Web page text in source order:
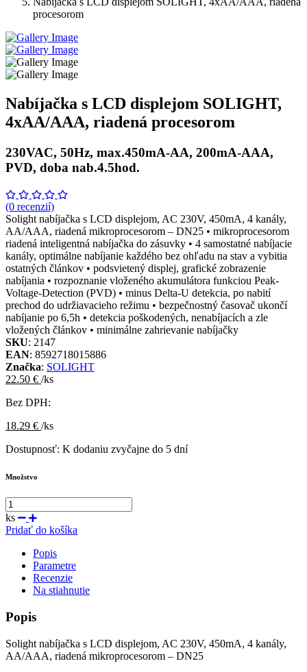
procesorom
Nabíjačka s LCD displejom SOLIGHT,
4xAA/AAA, riadená procesorom
230VAC, 50Hz, max.450mA-AA, 200mA-AAA,
PVD, doba nab.4.5hod.
(0 recenzií)
Solight nabíjačka s LCD displejom, AC 230V, 450mA, 4 kanály,
AA/AAA, riadená mikroprocesorom – DN25 • mikroprocesorom
riadená inteligentná nabíjačka do zásuvky • 4 samostatné nabíjacie
kanály, optimálne nabíjanie každého bez ohľadu na stav a vybitia
ostatných článkov • podsvietený displej, grafické zobrazenie
nabíjania • rozpoznanie vloženého akumulátora funkciou Peak-
Voltage-Detection (PVD) • minus Delta-U detekcia, po nabití
prechod do udržiavacieho režimu • bezpečnostný časovač ukončí
nabíjanie po 6,5h • detekcia poškodených, nenabíjacích a zle
vložených článkov • minimálne zahrievanie nabíjačky
SKU: 2147
EAN: 8592718015886
Značka: SOLIGHT
22.50 € /ks
Bez DPH:
18.29 € /ks
Dostupnosť: K dodaniu zvyčajne do 5 dní
Množstvo
ks
Pridať do košíka
Popis
Parametre
Recenzie
Na stiahnutie
Popis
Solight nabíjačka s LCD displejom, AC 230V, 450mA, 4 kanály,
AA/AAA, riadená mikroprocesorom – DN25